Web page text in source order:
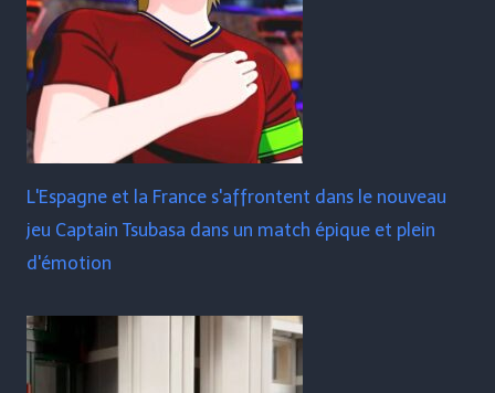
L'Espagne et la France s'affrontent dans le nouveau
jeu Captain Tsubasa dans un match épique et plein
d'émotion